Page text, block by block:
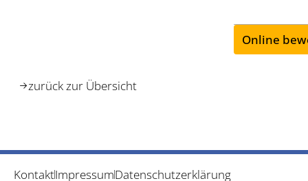
Online
zurück zur Übersicht
KontaktImpressumDatenschutzerklärung